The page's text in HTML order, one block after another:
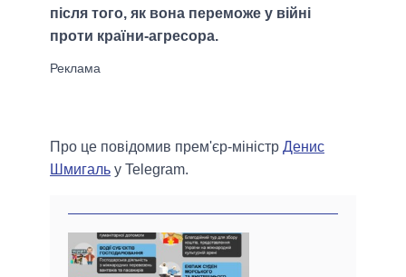
після того, як вона переможе у війні
проти країни-агресора.
Про це повідомив прем'єр-міністр Денис
Шмигаль у Telegram.